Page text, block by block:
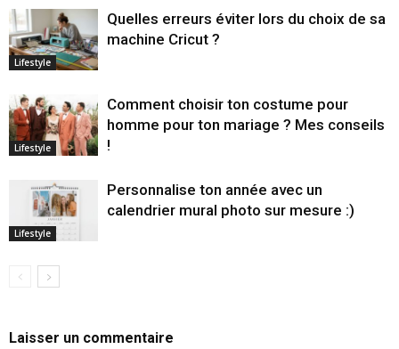
Lifestyle
Quelles erreurs éviter lors du choix de sa
machine Cricut ?
Lifestyle
Comment choisir ton costume pour
homme pour ton mariage ? Mes conseils
!
Lifestyle
Personnalise ton année avec un
calendrier mural photo sur mesure :)
Laisser un commentaire